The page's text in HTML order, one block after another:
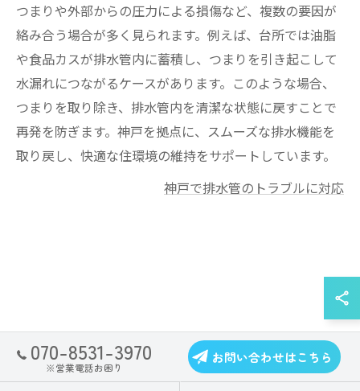
つまりや外部からの圧力による損傷など、複数の要因が
絡み合う場合が多く見られます。例えば、台所では油脂
や食品カスが排水管内に蓄積し、つまりを引き起こして
水漏れにつながるケースがあります。このような場合、
つまりを取り除き、排水管内を清潔な状態に戻すことで
再発を防ぎます。神戸を拠点に、スムーズな排水機能を
取り戻し、快適な住環境の維持をサポートしています。
神戸で排水管のトラブルに対応
070-8531-3970
※営業電話お困り
お問い合わせはこちら